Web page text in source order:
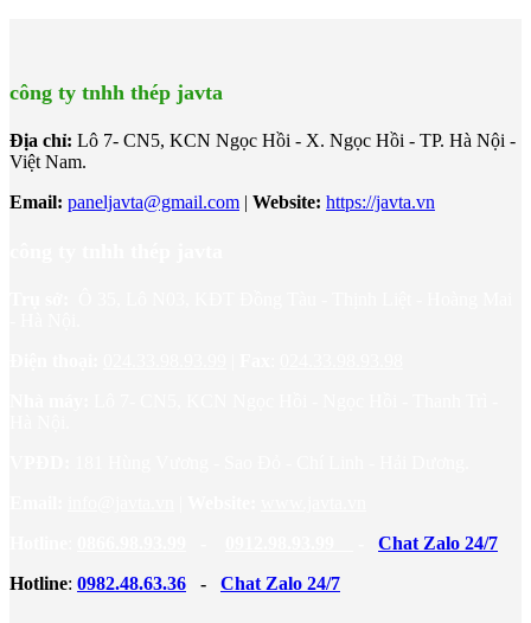
công ty tnhh thép javta
Địa chỉ: Lô 7- CN5, KCN Ngọc Hồi - X. Ngọc Hồi - TP. Hà Nội -
Việt Nam.
Email: paneljavta@gmail.com | Website: https://javta.vn
Chat Zalo 24/7
Hotline: 0982.48.63.36 - Chat Zalo 24/7